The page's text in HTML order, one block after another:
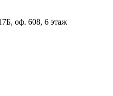
оф. 608, 6 этаж